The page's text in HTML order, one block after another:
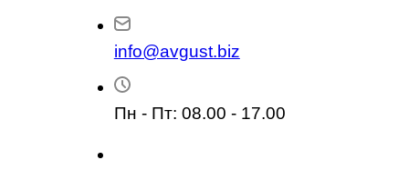
info@avgust.biz
Пн - Пт: 08.00 - 17.00